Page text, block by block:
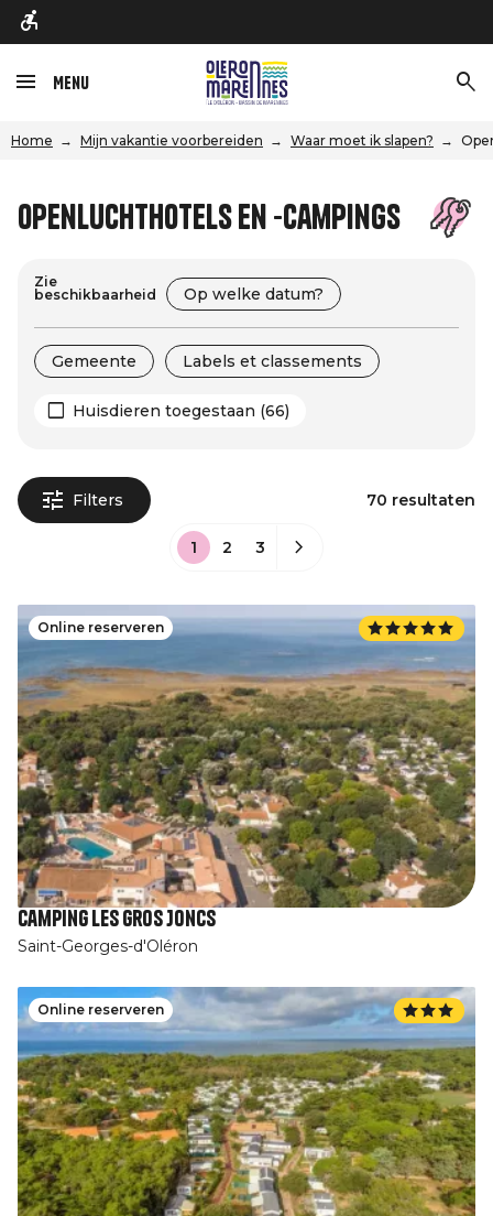
Menu
Home Mijn vakantie voorbereiden Waar moet ik slapen?
Openluchthotels en -campings
Zie
beschikbaarheid
Op welke datum?
Gemeente Labels et classements
Huisdieren toegestaan (66)
Filters 70 resultaten
1 2 3
Online reserveren
Camping Les Gros Joncs
Saint-Georges-d'Oléron
Online reserveren